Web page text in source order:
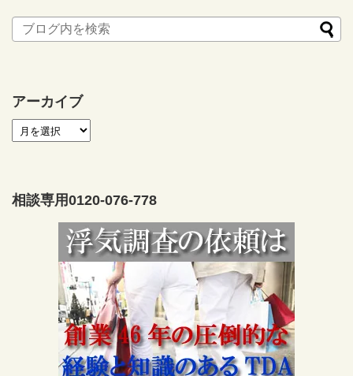
アーカイブ
相談専用0120-076-778